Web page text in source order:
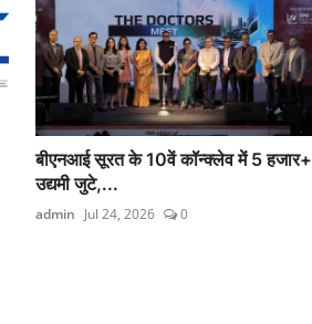
बीएनआई सूरत के 10वें कॉन्क्लेव में 5 हजार+
उद्यमी जुटे,...
admin Jul 24, 2026 0